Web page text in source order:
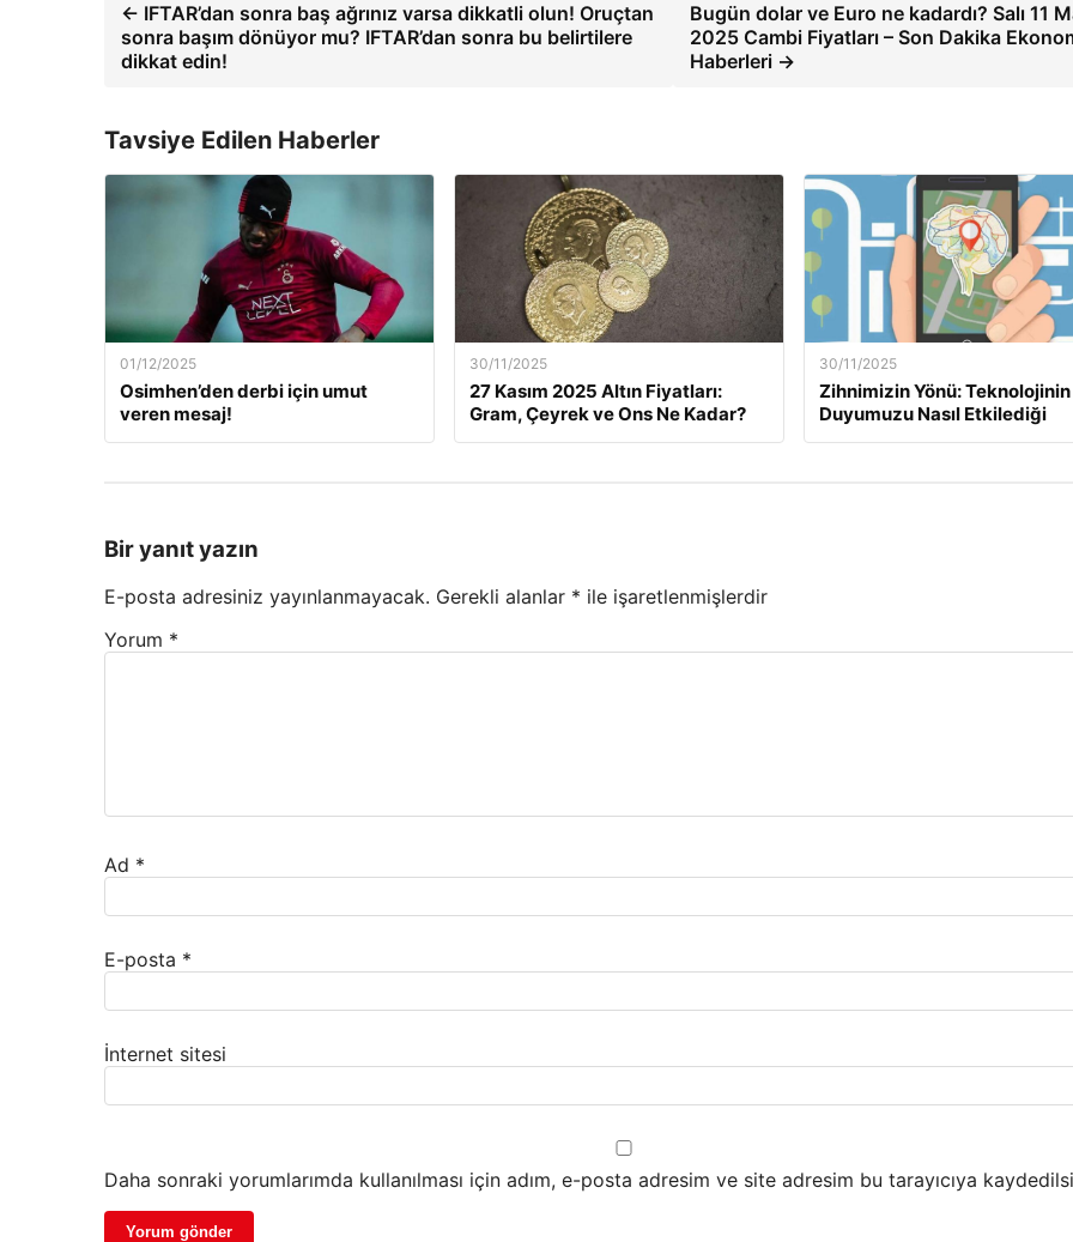
← IFTAR’dan sonra baş ağrınız varsa dikkatli olun! Oruçtan
sonra başım dönüyor mu? IFTAR’dan sonra bu belirtilere
dikkat edin!
Bugün dolar ve Euro ne kadardı? Salı 11
2025 Cambi Fiyatları – Son Dakika
Haberleri →
Tavsiye Edilen Haberler
01/12/2025
Osimhen’den derbi için umut
veren mesaj!
30/11/2025
27 Kasım 2025 Altın Fiyatları:
Gram, Çeyrek ve Ons Ne Kadar?
30/11/2025
Zihnimizin Yönü: Teknolojinin
Duyumuzu Nasıl Etkilediği
Bir yanıt yazın
E-posta adresiniz yayınlanmayacak. Gerekli alanlar * ile işaretlenmişlerdir
Yorum *
Ad *
E-posta *
İnternet sitesi
Daha sonraki yorumlarımda kullanılması için adım, e-posta adresim ve site adresim bu tarayıcıya